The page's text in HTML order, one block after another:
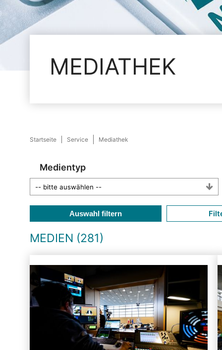
MEDIATHEK
Startseite Service Mediathek
Medientyp
Auswahl filtern
MEDIEN (281)